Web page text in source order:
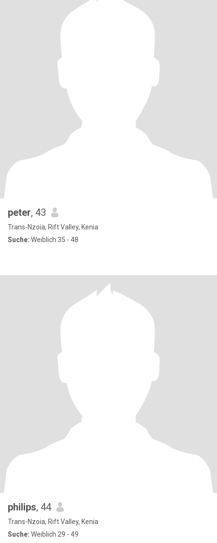
peter, 43
Trans-Nzoia, Rift Valley, Kenia
Suche: Weiblich 35 - 48
philips, 44
Trans-Nzoia, Rift Valley, Kenia
Suche: Weiblich 29 - 49